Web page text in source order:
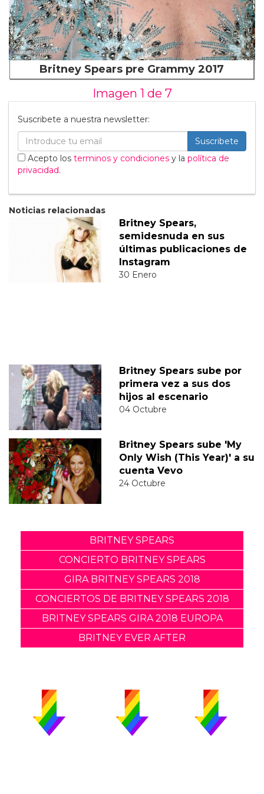
Britney Spears pre Grammy 2017
Imagen 1 de 7
Suscribete a nuestra newsletter:
Suscribete
Acepto los terminos y condiciones y la política de
privacidad.
Noticias relacionadas
Britney Spears,
semidesnuda en sus
últimas publicaciones de
Instagram
30 Enero
Britney Spears sube por
primera vez a sus dos
hijos al escenario
04 Octubre
Britney Spears sube 'My
Only Wish (This Year)' a su
cuenta Vevo
24 Octubre
BRITNEY SPEARS
CONCIERTO BRITNEY SPEARS
GIRA BRITNEY SPEARS 2018
CONCIERTOS DE BRITNEY SPEARS 2018
BRITNEY SPEARS GIRA 2018 EUROPA
BRITNEY EVER AFTER